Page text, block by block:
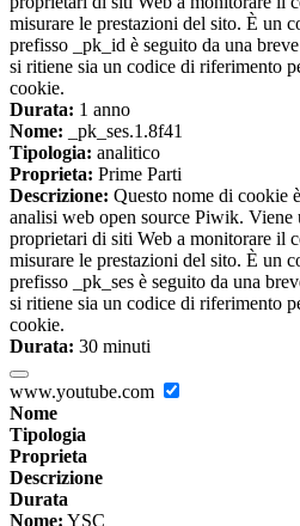
misurare le prestazioni del sito. È un
prefisso _pk_id è seguito da una
si ritiene sia un codice di riferimento
cookie.
Durata: 1 anno
Nome: _pk_ses.1.8f41
Tipologia: analitico
Proprieta: Prime Parti
Descrizione: Questo nome di cookie
analisi web open source Piwik. Viene
proprietari di siti Web a monitorare il
misurare le prestazioni del sito. È un
prefisso _pk_ses è seguito da una
si ritiene sia un codice di riferimento
cookie.
Durata: 30 minuti
www.youtube.com
Nome
Tipologia
Proprieta
Descrizione
Durata
Nome: YSC